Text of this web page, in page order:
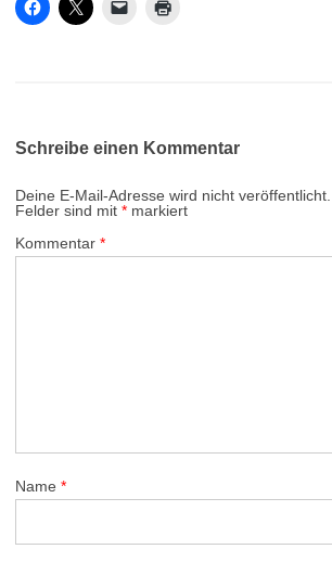
Schreibe einen Kommentar
Deine E-Mail-Adresse wird nicht veröffentlicht.
Felder sind mit * markiert
Kommentar *
Name *